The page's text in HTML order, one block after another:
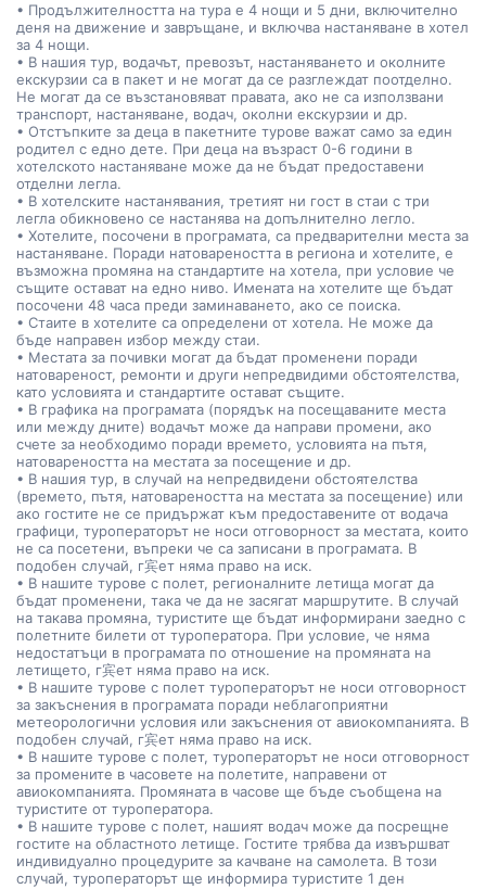
• Продължителността на тура е 4 нощи и 5 дни, включително
деня на движение и завръщане, и включва настаняване в хотел
за 4 нощи.
• В нашия тур, водачът, превозът, настаняването и околните
екскурзии са в пакет и не могат да се разглеждат поотделно.
Не могат да се възстановяват правата, ако не са използвани
транспорт, настаняване, водач, околни екскурзии и др.
• Отстъпките за деца в пакетните турове важат само за един
родител с едно дете. При деца на възраст 0-6 години в
хотелското настаняване може да не бъдат предоставени
отделни легла.
• В хотелските настанявания, третият ни гост в стаи с три
легла обикновено се настанява на допълнително легло.
• Хотелите, посочени в програмата, са предварителни места за
настаняване. Поради натовареността в региона и хотелите, е
възможна промяна на стандартите на хотела, при условие че
същите остават на едно ниво. Имената на хотелите ще бъдат
посочени 48 часа преди заминаването, ако се поиска.
• Стаите в хотелите са определени от хотела. Не може да
бъде направен избор между стаи.
• Местата за почивки могат да бъдат променени поради
натовареност, ремонти и други непредвидими обстоятелства,
като условията и стандартите остават същите.
• В графика на програмата (порядък на посещаваните места
или между дните) водачът може да направи промени, ако
счете за необходимо поради времето, условията на пътя,
натовареността на местата за посещение и др.
• В нашия тур, в случай на непредвидени обстоятелства
(времето, пътя, натовареността на местата за посещение) или
ако гостите не се придържат към предоставените от водача
графици, туроператорът не носи отговорност за местата, които
не са посетени, въпреки че са записани в програмата. В
подобен случай, г宾ет няма право на иск.
• В нашите турове с полет, регионалните летища могат да
бъдат променени, така че да не засягат маршрутите. В случай
на такава промяна, туристите ще бъдат информирани заедно с
полетните билети от туроператора. При условие, че няма
недостатъци в програмата по отношение на промяната на
летището, г宾ет няма право на иск.
• В нашите турове с полет туроператорът не носи отговорност
за закъснения в програмата поради неблагоприятни
метеорологични условия или закъснения от авиокомпанията. В
подобен случай, г宾ет няма право на иск.
• В нашите турове с полет, туроператорът не носи отговорност
за промените в часовете на полетите, направени от
авиокомпанията. Промяната в часове ще бъде съобщена на
туристите от туроператора.
• В нашите турове с полет, нашият водач може да посрещне
гостите на областното летище. Гостите трябва да извършват
индивидуално процедурите за качване на самолета. В този
случай, туроператорът ще информира туристите 1 ден